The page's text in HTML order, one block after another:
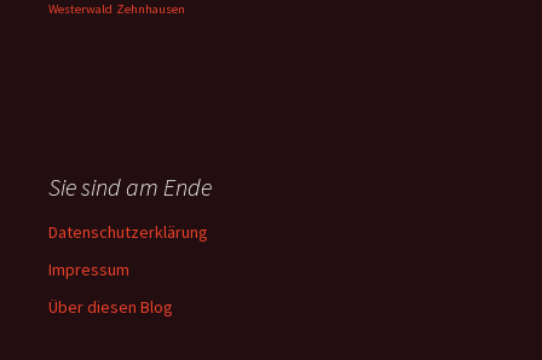
Westerwald Zehnhausen
Sie sind am Ende
Datenschutzerklärung
Impressum
Über diesen Blog